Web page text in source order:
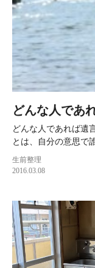
どんな人であ
どんな人であれば遺
とは、自分の意思で
生前整理
2016.03.08